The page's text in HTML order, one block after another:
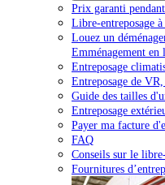
Prix garanti
Libre-entreposage à
Louez un
Emménagement
Entreposage
Entreposage de
Guide des tailles
Entreposage
Payer ma facture
FAQ
Conseils sur le
Fournitures